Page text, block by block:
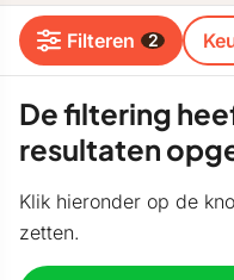
Filteren 2
De filtering
resultaten
Klik hieronder op de
zetten.